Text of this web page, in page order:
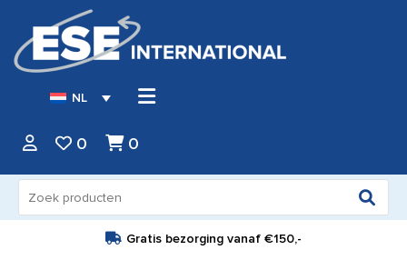
NL
0 0
naar:
Gratis bezorging vanaf €150,-